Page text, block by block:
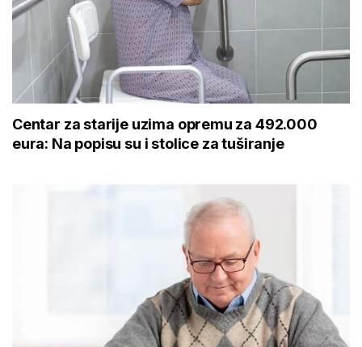
Centar za starije uzima opremu za 492.000
eura: Na popisu su i stolice za tuširanje